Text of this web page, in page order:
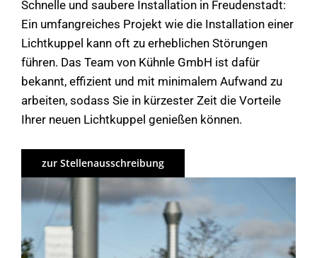
Schnelle und saubere Installation in Freudenstadt:
Ein umfangreiches Projekt wie die Installation einer
Lichtkuppel kann oft zu erheblichen Störungen
führen. Das Team von Kühnle GmbH ist dafür
bekannt, effizient und mit minimalem Aufwand zu
arbeiten, sodass Sie in kürzester Zeit die Vorteile
Ihrer neuen Lichtkuppel genießen können.
zur Stellenausschreibung